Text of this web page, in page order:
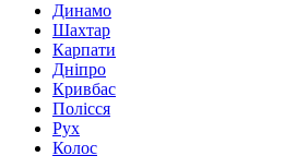
Динамо
Шахтар
Карпати
Дніпро
Кривбас
Полісся
Рух
Колос